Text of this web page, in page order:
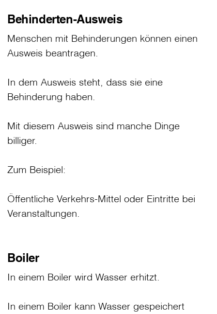
Behinderten-Ausweis
Menschen mit Behinderungen können einen
Ausweis beantragen.
In dem Ausweis steht, dass sie eine
Behinderung haben.
Mit diesem Ausweis sind manche Dinge
billiger.
Zum Beispiel:
Öffentliche Verkehrs-Mittel oder Eintritte bei
Veranstaltungen.
Boiler
In einem Boiler wird Wasser erhitzt.
In einem Boiler kann Wasser gespeichert